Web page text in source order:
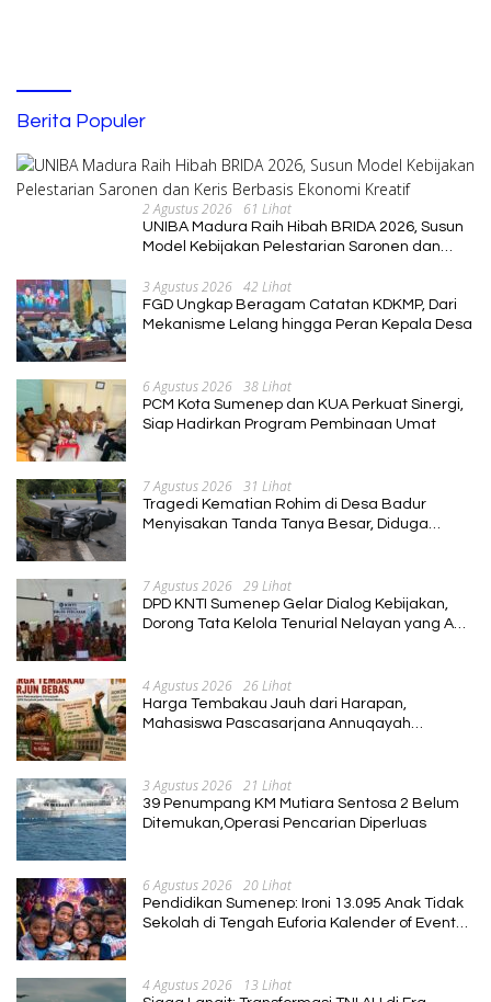
Berita Populer
2 Agustus 2026 61 Lihat
UNIBA Madura Raih Hibah BRIDA 2026, Susun
Model Kebijakan Pelestarian Saronen dan
3 Agustus 2026 42 Lihat
FGD Ungkap Beragam Catatan KDKMP, Dari
Mekanisme Lelang hingga Peran Kepala Desa
6 Agustus 2026 38 Lihat
PCM Kota Sumenep dan KUA Perkuat Sinergi,
Siap Hadirkan Program Pembinaan Umat
7 Agustus 2026 31 Lihat
Tragedi Kematian Rohim di Desa Badur
Menyisakan Tanda Tanya Besar, Diduga
7 Agustus 2026 29 Lihat
DPD KNTI Sumenep Gelar Dialog Kebijakan,
Dorong Tata Kelola Tenurial Nelayan yang Adil
4 Agustus 2026 26 Lihat
Harga Tembakau Jauh dari Harapan,
Mahasiswa Pascasarjana Annuqayah
3 Agustus 2026 21 Lihat
39 Penumpang KM Mutiara Sentosa 2 Belum
Ditemukan,Operasi Pencarian Diperluas
6 Agustus 2026 20 Lihat
Pendidikan Sumenep: Ironi 13.095 Anak Tidak
Sekolah di Tengah Euforia Kalender of Event
4 Agustus 2026 13 Lihat